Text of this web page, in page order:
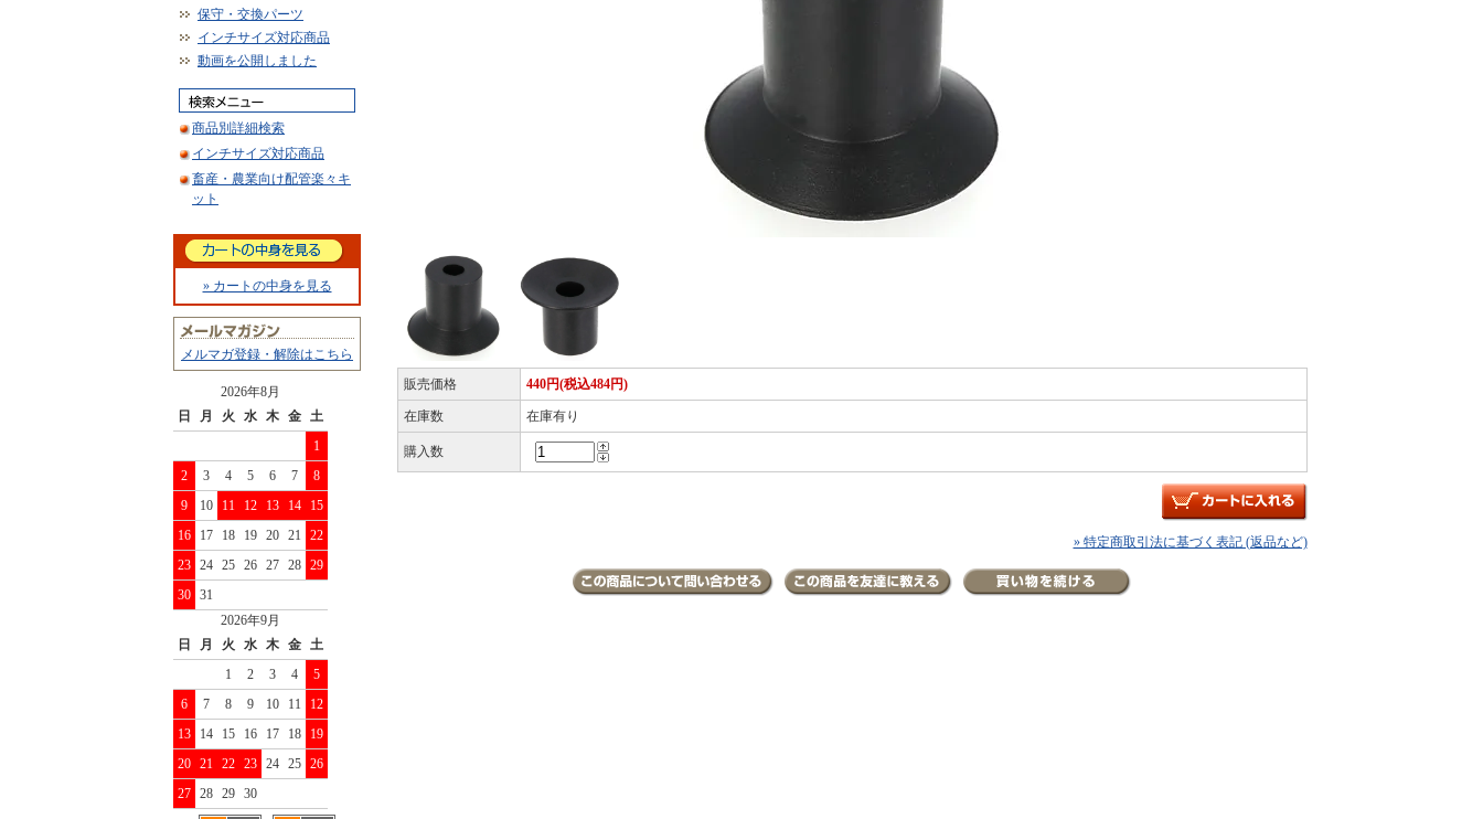
保守・交換パーツ
インチサイズ対応商品
動画を公開しました
商品別詳細検索
インチサイズ対応商品
畜産・農業向け配管楽々キ
ット
» カートの中身を見る
メルマガ登録・解除はこちら
2026年8月
日
月 火 水 木 金 土
1
2
3 4 5 6 7
8
9
10 11 12 13 14
15
16
17 18 19 20 21
22
23 24 25 26 27 28 29
30 31
2026年9月
日
月 火 水 木 金 土
1
2 3 4
5
6
7 8 9 10 11
12
13
14 15 16 17 18
19
20 21 22 23 24 25 26
27 28 29 30
販売価格 440円(税込484円)
在庫数 在庫有り
購入数
» 特定商取引法に基づく表記 (返品など)